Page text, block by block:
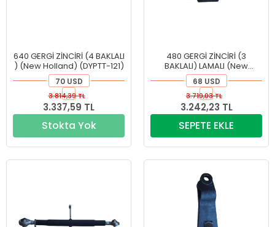
640 GERGİ ZİNCİRİ (4 BAKLALI
) (New Holland) (DYPTT-121)
70 USD
3.337,59 TL
3.814,39 TL
Stokta Yok
480 GERGİ ZİNCİRİ (3
BAKLALI) LAMALI (New
Holland) (DYPTT-120)
68 USD
3.242,23 TL
3.719,03 TL
SEPETE EKLE